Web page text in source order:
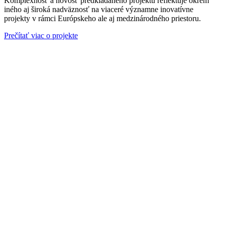
iného aj široká nadväznosť na viaceré významne inovatívne
projekty v rámci Európskeho ale aj medzinárodného priestoru.
Prečítať viac o projekte